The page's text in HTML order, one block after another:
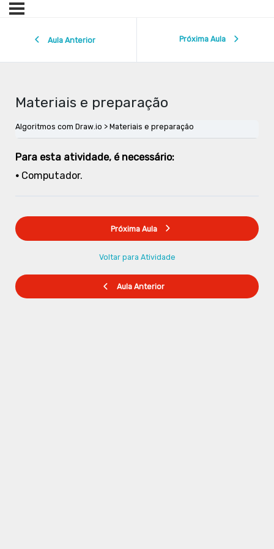
Aula Anterior Próxima Aula
Materiais e preparação
Algoritmos com Draw.io Materiais e preparação
Para esta atividade, é necessário:
• Computador.
Aula Anterior
Voltar para Atividade
Próxima Aula